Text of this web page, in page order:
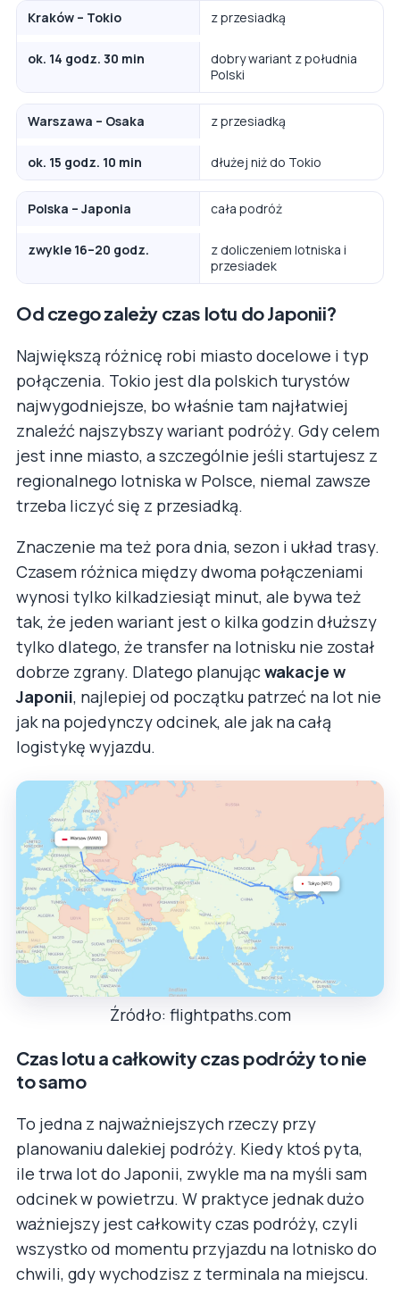
Kraków – Tokio z przesiadką
ok. 14 godz. 30 min
dobry wariant z południa
Polski
Warszawa – Osaka z przesiadką
ok. 15 godz. 10 min dłużej niż do Tokio
Polska – Japonia cała podróż
zwykle 16–20 godz.
z doliczeniem lotniska i
przesiadek
Od czego zależy czas lotu do Japonii?
Największą różnicę robi miasto docelowe i typ
połączenia. Tokio jest dla polskich turystów
najwygodniejsze, bo właśnie tam najłatwiej
znaleźć najszybszy wariant podróży. Gdy celem
jest inne miasto, a szczególnie jeśli startujesz z
regionalnego lotniska w Polsce, niemal zawsze
trzeba liczyć się z przesiadką.
Znaczenie ma też pora dnia, sezon i układ trasy.
Czasem różnica między dwoma połączeniami
wynosi tylko kilkadziesiąt minut, ale bywa też
tak, że jeden wariant jest o kilka godzin dłuższy
tylko dlatego, że transfer na lotnisku nie został
dobrze zgrany. Dlatego planującwakacje w
Japonii, najlepiej od początku patrzeć na lot nie
jak na pojedynczy odcinek, ale jak na całą
logistykę wyjazdu.
Źródło: flightpaths.com
Czas lotu a całkowity czas podróży to nie
to samo
To jedna z najważniejszych rzeczy przy
planowaniu dalekiej podróży. Kiedy ktoś pyta,
ile trwa lot do Japonii, zwykle ma na myśli sam
odcinek w powietrzu. W praktyce jednak dużo
ważniejszy jest całkowity czas podróży, czyli
wszystko od momentu przyjazdu na lotnisko do
chwili, gdy wychodzisz z terminala na miejscu.